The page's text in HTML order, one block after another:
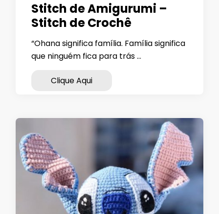
Stitch de Amigurumi –
Stitch de Crochê
“Ohana significa família. Família significa
que ninguém fica para trás …
Clique Aqui